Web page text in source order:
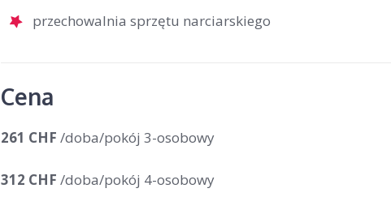
przechowalnia sprzętu narciarskiego
Cena
261 CHF /doba/pokój 3-osobowy
312 CHF /doba/pokój 4-osobowy